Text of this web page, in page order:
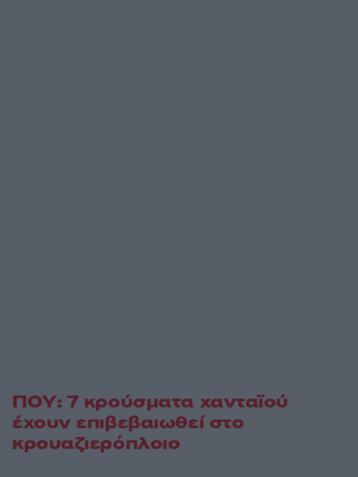
ΠΟΥ: 7 κρούσματα χανταϊού
έχουν επιβεβαιωθεί στο
κρουαζιερόπλοιο